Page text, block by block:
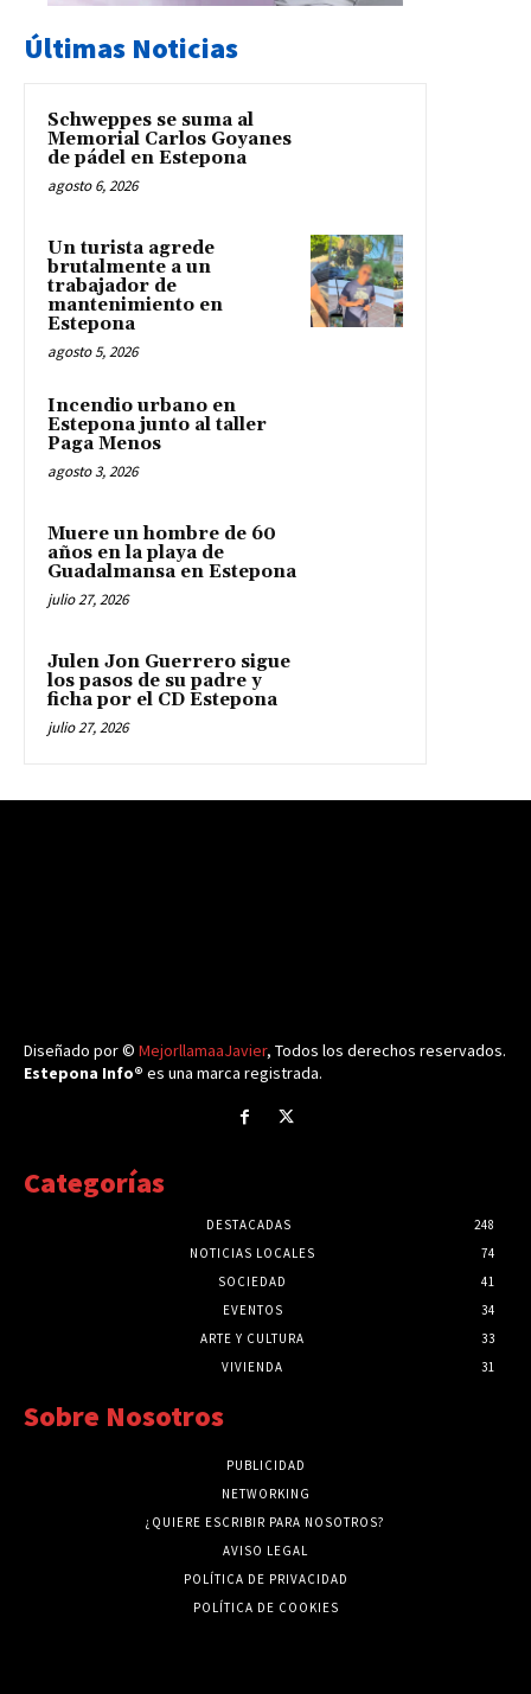
Últimas Noticias
Schweppes se suma al
Memorial Carlos Goyanes
de pádel en Estepona
agosto 6, 2026
Un turista agrede
brutalmente a un
trabajador de
mantenimiento en
Estepona
agosto 5, 2026
Incendio urbano en
Estepona junto al taller
Paga Menos
agosto 3, 2026
Muere un hombre de 60
años en la playa de
Guadalmansa en Estepona
julio 27, 2026
Julen Jon Guerrero sigue
los pasos de su padre y
ficha por el CD Estepona
julio 27, 2026
Diseñado por © MejorllamaaJavier, Todos los derechos reservados.
Estepona Info® es una marca registrada.
Categorías
DESTACADAS
248
NOTICIAS LOCALES
74
SOCIEDAD
41
EVENTOS
34
ARTE Y CULTURA
33
VIVIENDA
31
Sobre Nosotros
PUBLICIDAD
NETWORKING
¿QUIERE ESCRIBIR PARA NOSOTROS?
AVISO LEGAL
POLÍTICA DE PRIVACIDAD
POLÍTICA DE COOKIES